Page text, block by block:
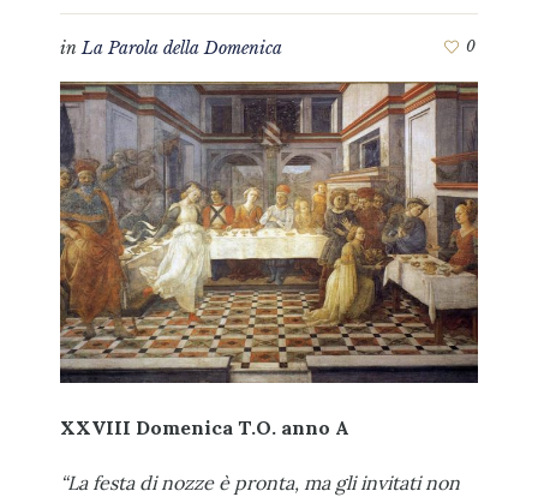
inLa Parola della Domenica 0
XXVIII Domenica T.O. anno A
“La festa di nozze è pronta, ma gli invitati non